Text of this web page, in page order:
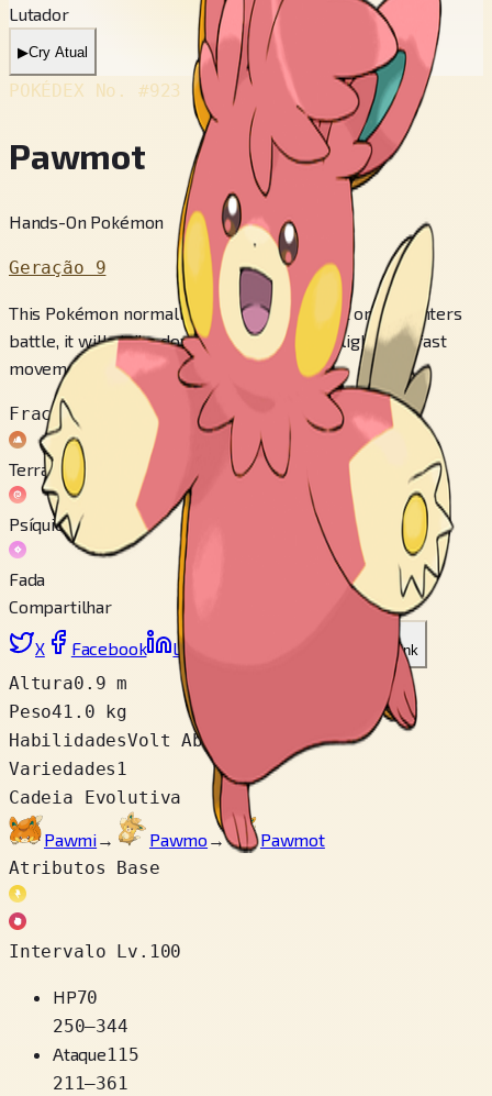
Lutador
▶Cry Atual
POKÉDEX No. #923
Pawmot
Hands-On Pokémon
Geração 9
This Pokémon normally is slow to react, but once it enters
battle, it will strike down its enemies with lightning-fast
movements.
Fraco contra
Terra
Psíquico
Fada
Compartilhar
X Facebook LinkedIn Copiar link
Altura0.9 m
Peso41.0 kg
HabilidadesVolt Absorb
Variedades 1
Cadeia Evolutiva
Pawmi→ Pawmo →
Pawmot
Atributos Base
Intervalo Lv.100
HP70
250–344
Ataque115
211–361